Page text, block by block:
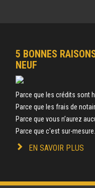
5 BONNES
NEUF
Parce que les crédits sont
Parce que les frais de
Parce que vous n’aurez
Parce que c'est sur-mesure.
EN SAVOIR PLUS